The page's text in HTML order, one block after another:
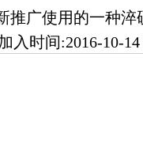
推广使用的一种淬
入时间:2016-10-